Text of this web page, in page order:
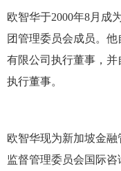
欧智华于2000年8月成
团管理委员会成员。
有限公司执行董事，并
执行董事。
欧智华现为新加坡金
监督管理委员会国际咨